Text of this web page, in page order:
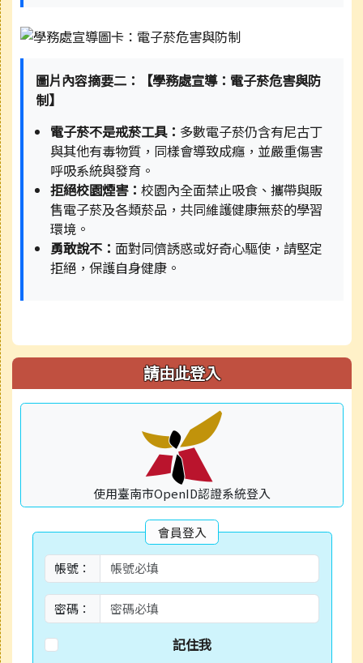
圖片內容摘要二：【學務處宣導：電子菸危害與防
制】
電子菸不是戒菸工具： 多數電子菸仍含有尼古丁
與其他有毒物質，同樣會導致成癮，並嚴重傷害
呼吸系統與發育。
拒絕校園煙害：校園內全面禁止吸食、攜帶與販
售電子菸及各類菸品，共同維護健康無菸的學習
環境。
勇敢說不： 面對同儕誘惑或好奇心驅使，請堅定
拒絕，保護自身健康。
請由此登入
使用臺南市OpenID認證系統登入
會員登入
帳號：
密碼：
記住我